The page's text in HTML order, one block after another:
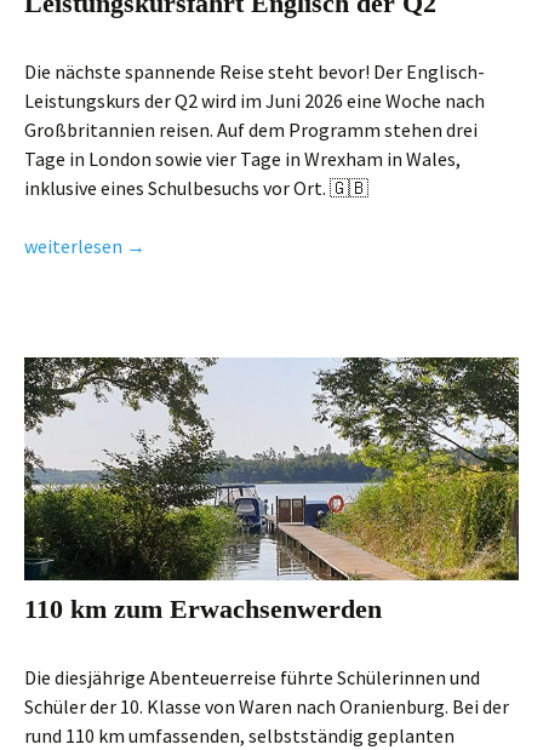
Die nächste spannende Reise steht bevor! Der Englisch-
Leistungskurs der Q2 wird im Juni 2026 eine Woche nach
Großbritannien reisen. Auf dem Programm stehen drei
Tage in London sowie vier Tage in Wrexham in Wales,
inklusive eines Schulbesuchs vor Ort. 🇬🇧
Leistungskursfahrt Englisch der Q2
weiterlesen →
110 km zum Erwachsenwerden
Die diesjährige Abenteuerreise führte Schülerinnen und
Schüler der 10. Klasse von Waren nach Oranienburg. Bei der
rund 110 km umfassenden, selbstständig geplanten